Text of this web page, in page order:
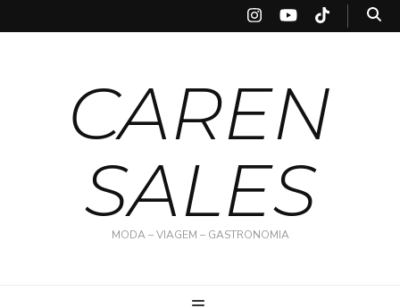
CAREN
SALES
MODA – VIAGEM – GASTRONOMIA